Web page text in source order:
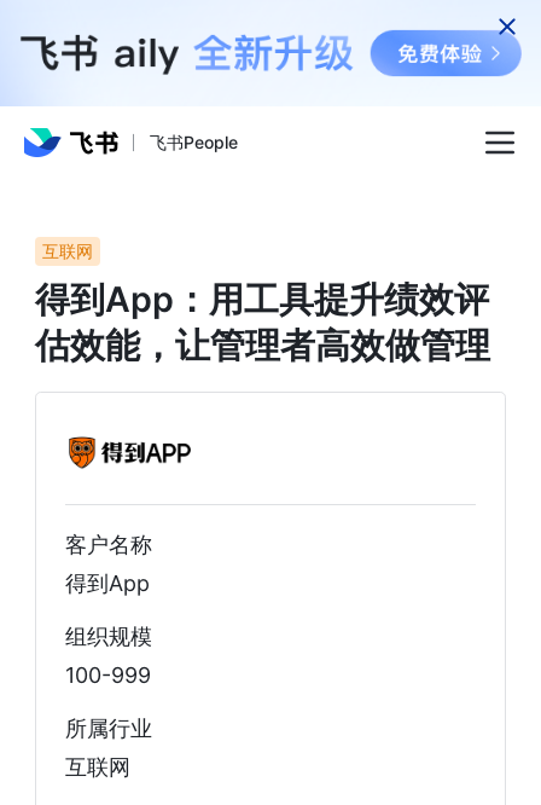
飞书People
互联网
得到App：用工具提升绩效评
估效能，让管理者高效做管理
客户名称
得到App
组织规模
100-999
所属行业
互联网